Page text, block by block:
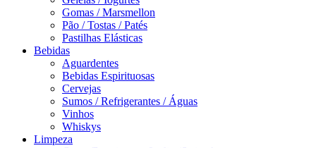
Gomas / Marsmellon
Pão / Tostas / Patés
Pastilhas Elásticas
Bebidas
Aguardentes
Bebidas Espirituosas
Cervejas
Sumos / Refrigerantes / Águas
Vinhos
Whiskys
Limpeza